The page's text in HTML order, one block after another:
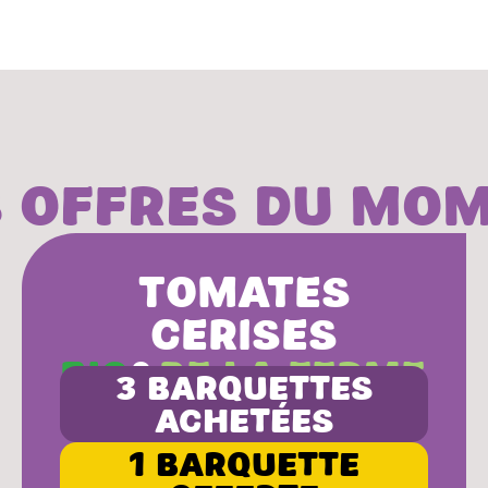
offres du
Tomates
Cerises
BIO&De la ferme
3 barquettes
achetées
1 barquette